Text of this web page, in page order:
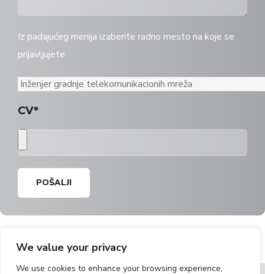
We value your privacy
We use cookies to enhance your browsing experience,
Iz padajućeg menija izaberite radno mesto na koje se
prijavljujete
CV*
POŠALJI